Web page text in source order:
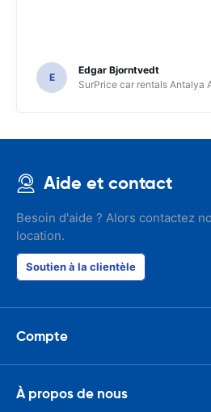
E
Edgar Bjorntvedt
SurPrice car rentals Antalya
Aide et contact
Besoin d'aide ? Alors contactez
location.
Soutien à la clientèle
Compte
À propos de nous